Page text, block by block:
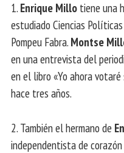
1. Enrique Millo tiene una
estudiado Ciencias
Pompeu Fabra. Montse
en una entrevista del
en el libro «Yo ahora
hace tres años.
2. También el hermano de
independentista de